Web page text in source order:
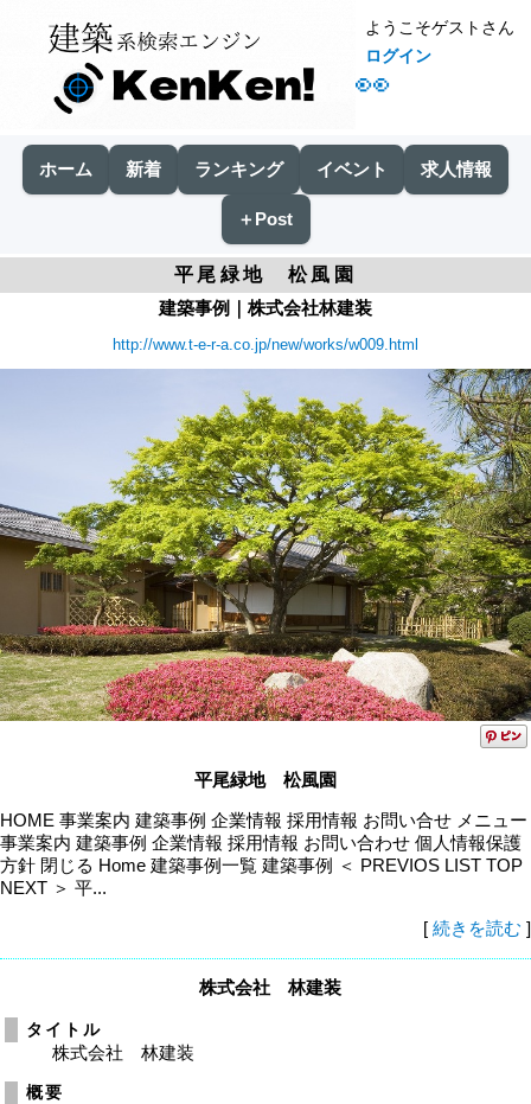
👀
ようこそゲストさん
ログイン
ホーム 新着 ランキング イベント 求人情報
＋Post
平尾緑地 松風園
建築事例｜株式会社林建装
http://www.t-e-r-a.co.jp/new/works/w009.html
平尾緑地 松風園
HOME 事業案内 建築事例 企業情報 採用情報 お問い合せ メニュー
事業案内 建築事例 企業情報 採用情報 お問い合わせ 個人情報保護
方針 閉じる Home 建築事例一覧 建築事例 ＜ PREVIOS LIST TOP
NEXT ＞ 平...
[ 続きを読む ]
株式会社 林建装
タイトル
株式会社 林建装
概要